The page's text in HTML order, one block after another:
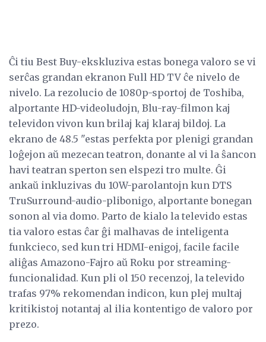
Ĉi tiu Best Buy-ekskluziva estas bonega valoro se vi
serĉas grandan ekranon Full HD TV ĉe nivelo de
nivelo. La rezolucio de 1080p-sportoj de Toshiba,
alportante HD-videoludojn, Blu-ray-filmon kaj
televidon vivon kun brilaj kaj klaraj bildoj. La
ekrano de 48.5 "estas perfekta por plenigi grandan
loĝejon aŭ mezecan teatron, donante al vi la ŝancon
havi teatran sperton sen elspezi tro multe. Ĝi
ankaŭ inkluzivas du 10W-parolantojn kun DTS
TruSurround-audio-plibonigo, alportante bonegan
sonon al via domo. Parto de kialo la televido estas
tia valoro estas ĉar ĝi malhavas de inteligenta
funkcieco, sed kun tri HDMI-enigoj, facile facile
aliĝas Amazono-Fajro aŭ Roku por streaming-
funcionalidad. Kun pli ol 150 recenzoj, la televido
trafas 97% rekomendan indicon, kun plej multaj
kritikistoj notantaj al ilia kontentigo de valoro por
prezo.